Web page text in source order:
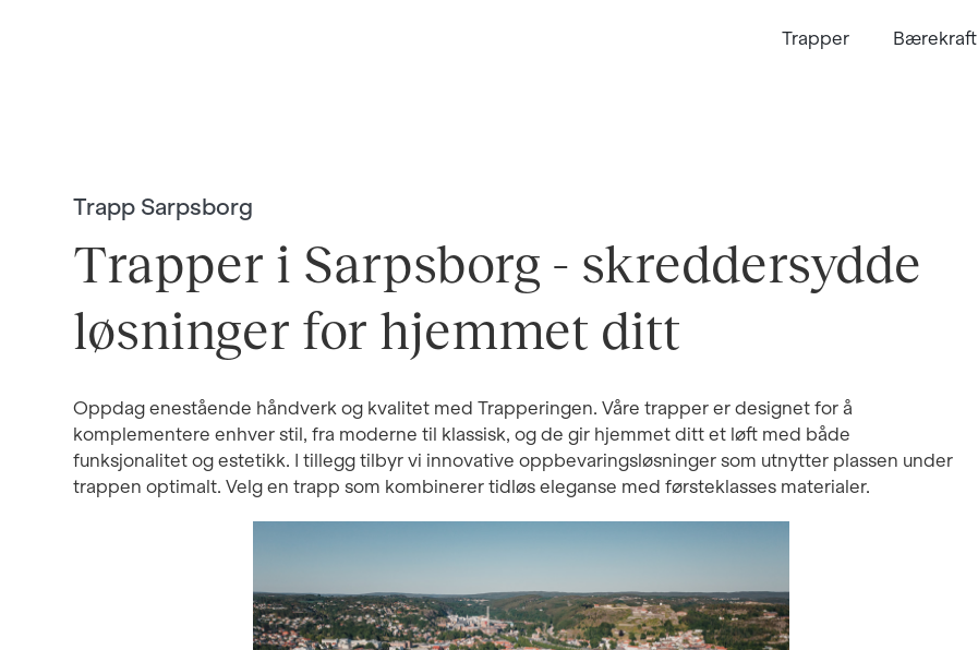
Trapper Bærekraft
Trapp Sarpsborg
Trapper i Sarpsborg - skreddersydde
løsninger for hjemmet ditt
Oppdag enestående håndverk og kvalitet med Trapperingen. Våre trapper er designet for å
komplementere enhver stil, fra moderne til klassisk, og de gir hjemmet ditt et løft med både
funksjonalitet og estetikk. I tillegg tilbyr vi innovative oppbevaringsløsninger som utnytter plassen under
trappen optimalt. Velg en trapp som kombinerer tidløs eleganse med førsteklasses materialer.